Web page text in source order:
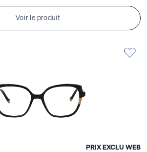
Voir le produit
PRIX EXCLU WEB